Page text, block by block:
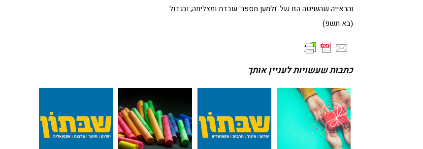
והראייה שהשיטה הזו של 'וּלְמַעַן תְּסַפֵּר' עובדת ומצליחה, ובגדול.
(בא תשפ)
כתבות שעשויות לעניין אותך